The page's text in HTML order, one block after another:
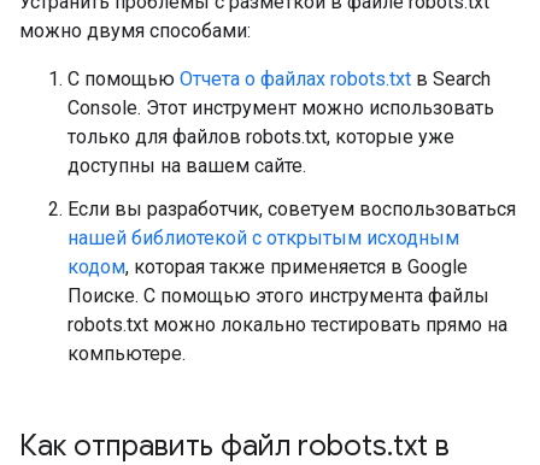
можно двумя способами:
С помощью Отчета о файлах robots.txt в Search
Console. Этот инструмент можно использовать
только для файлов robots.txt, которые уже
доступны на вашем сайте.
Если вы разработчик, советуем воспользоваться
нашей библиотекой с открытым исходным
кодом, которая также применяется в Google
Поиске. С помощью этого инструмента файлы
robots.txt можно локально тестировать прямо на
компьютере.
Как отправить файл robots.txt в